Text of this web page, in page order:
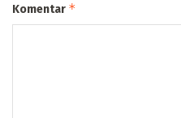
Komentar *